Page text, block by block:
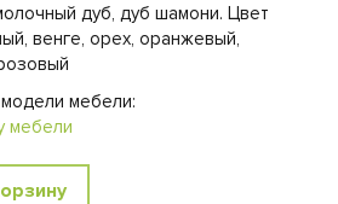
дуб, дуб шамони. Цвет
венге, орех, оранжевый,
мебели:
мебели